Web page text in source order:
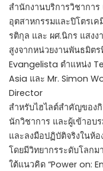
สำนักงานบริการวิชากา
อุตสาหกรรมและปิโตรเ
รติกุล และ ผศ.นิกร แสง
สูงจากหน่วยงานพันธมิต
Evangelista ตำแหน่ง
Asia และ Mr. Simon
Director
สำหรับไฮไลต์สำคัญของ
นักวิชาการ และผู้เข้าอบ
และลงมือปฏิบัติจริงในห้
โดยมีวิทยากรระดับโลก
ใต้แนวคิด “Power on: